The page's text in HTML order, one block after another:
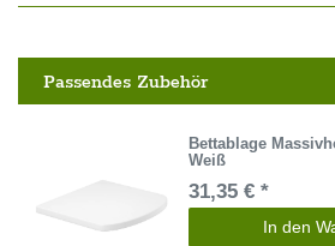
Passendes Zubehör
Bettablage
Weiß
31,35 € *
In den